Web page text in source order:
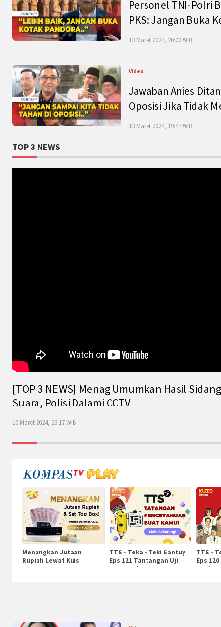
Personel TNI-Polri
PKS: Jangan Buka
13 Maret 2024, 20:00 WIB
Video
Jawaban Anies
Oposisi Jika Tidak
13 Maret 2024, 19:47 WIB
TOP 3 NEWS
[TOP 3 NEWS] Menag Umumkan Hasil
Suara, Polisi Dalami CCTV
10 Maret 2024, 23:17 WIB
Menangkan Jutaan
Rupiah Lewat Kuis
TTS - Teka - Teki Santuy
Eps 121 Tantangan Uji
Pengetahuan
TTS -
Eps